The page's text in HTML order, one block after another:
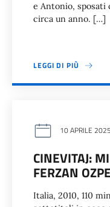
e Antonio, sposati
circa un anno. […]
LEGGI DI PIÙ
10 APRILE 2025
CINEVITAJ:
FERZAN
Italia, 2010, 110